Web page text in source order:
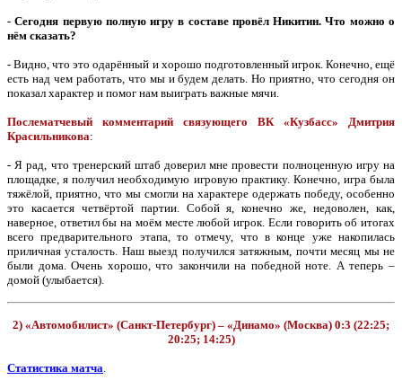
-Сегодня первую полную игру в составе провёл Никитин. Что можно о
нём сказать?
- Видно, что это одарённый и хорошо подготовленный игрок. Конечно, ещё
есть над чем работать, что мы и будем делать. Но приятно, что сегодня он
показал характер и помог нам выиграть важные мячи.
Послематчевый комментарий связующего ВК «Кузбасс» Дмитрия
Красильникова:
- Я рад, что тренерский штаб доверил мне провести полноценную игру на
площадке, я получил необходимую игровую практику. Конечно, игра была
тяжёлой, приятно, что мы смогли на характере одержать победу, особенно
это касается четвёртой партии. Собой я, конечно же, недоволен, как,
наверное, ответил бы на моём месте любой игрок. Если говорить об итогах
всего предварительного этапа, то отмечу, что в конце уже накопилась
приличная усталость. Наш выезд получился затяжным, почти месяц мы не
были дома. Очень хорошо, что закончили на победной ноте. А теперь –
домой (улыбается).
2) «Автомобилист» (Санкт-Петербург) – «Динамо» (Москва) 0:3 (22:25;
20:25; 14:25)
Статистика матча.